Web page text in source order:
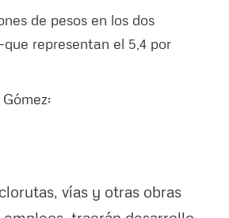
de pesos en los dos
representan el 5,4 por
vías y otras obras